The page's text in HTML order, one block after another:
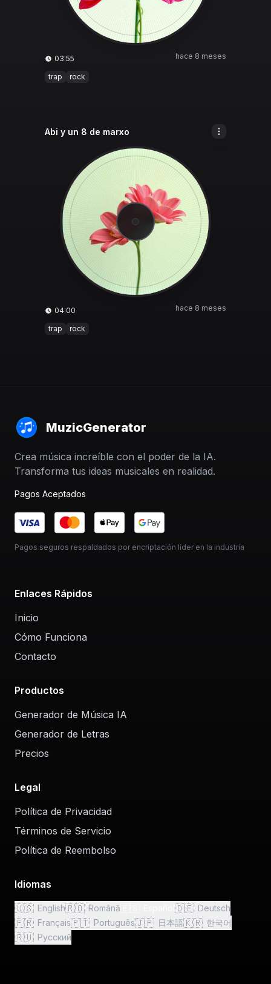
03:55 hace 8 meses
trap rock
Abi y un 8 de marxo
04:00 hace 8 meses
trap rock
MuzicGenerator
Crea música increíble con el poder de la IA.
Transforma tus ideas musicales en realidad.
Pagos Aceptados
Pagos seguros respaldados por encriptación líder en la industria
Enlaces Rápidos
Inicio
Cómo Funciona
Contacto
Productos
Generador de Música IA
Generador de Letras
Precios
Legal
Política de Privacidad
Términos de Servicio
Política de Reembolso
Idiomas
🇺🇸 English🇷🇴 Română 🇩🇪 Deutsch
🇫🇷 Français🇵🇹 Português🇯🇵 日本語🇰🇷 한국어
🇷🇺 Русский